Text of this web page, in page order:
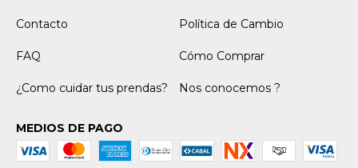
Contacto Política de Cambio
FAQ Cómo Comprar
¿Como cuidar tus prendas? Nos conocemos ?
MEDIOS DE PAGO